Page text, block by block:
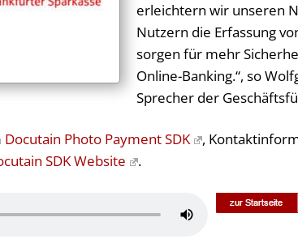
erleichtern wir unseren
Nutzern die Erfassung
sorgen für mehr
Online-Banking.“, so
Sprecher der
Docutain Photo Payment SDK ,
SDK Website .
Pfeiltasten